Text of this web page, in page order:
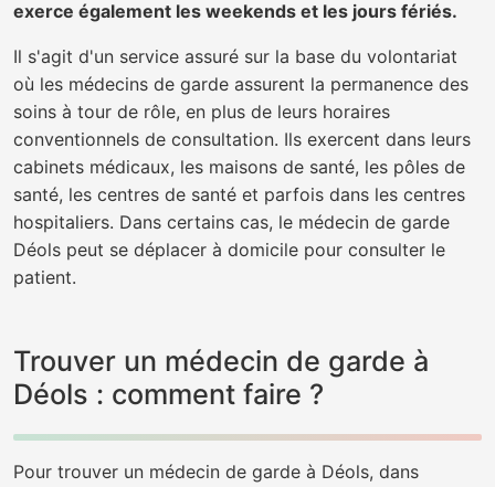
exerce également les weekends et les jours fériés.
Il s'agit d'un service assuré sur la base du volontariat
où les médecins de garde assurent la permanence des
soins à tour de rôle, en plus de leurs horaires
conventionnels de consultation. Ils exercent dans leurs
cabinets médicaux, les maisons de santé, les pôles de
santé, les centres de santé et parfois dans les centres
hospitaliers. Dans certains cas, le médecin de garde
Déols peut se déplacer à domicile pour consulter le
patient.
Trouver un médecin de garde à
Déols : comment faire ?
Pour trouver un médecin de garde à Déols, dans